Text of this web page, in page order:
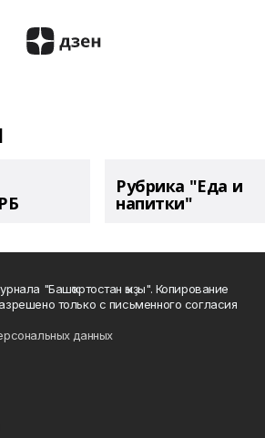
Рубрика "Еда и
напитки"
"Башҡортостан ҡыҙы". Копирование
только с письменного согласия
данных